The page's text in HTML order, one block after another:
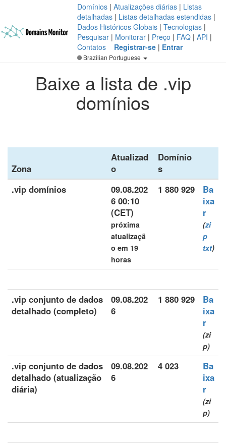
Domínios | Atualizações diárias | Listas
detalhadas | Listas detalhadas estendidas |
Dados Históricos Globais | Tecnologias |
Pesquisar | Monitorar | Preço | FAQ | API |
Contatos
Registrar-se | Entrar
Brazilian Portuguese
Baixe a lista de .vip
domínios
Zona
Atualizad
o
Domínio
s
.vip domínios
09.08.202
6 00:10
(CET)
próxima
atualizaçã
o em 19
horas
1 880 929
Ba
ixa
r
(zi
p
txt)
.vip conjunto de dados
detalhado (completo)
09.08.202
6
1 880 929
Ba
ixa
r
(zi
p)
.vip conjunto de dados
detalhado (atualização
diária)
09.08.202
6
4 023
Ba
ixa
r
(zi
p)